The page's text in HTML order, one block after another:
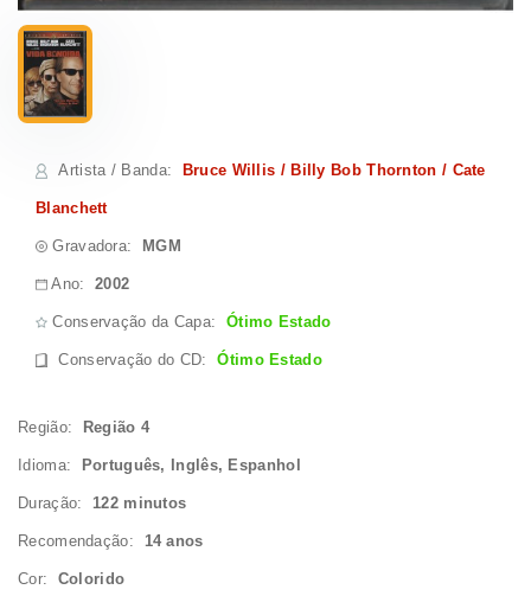
Artista / Banda: Bruce Willis / Billy Bob Thornton / Cate
Blanchett
Gravadora: MGM
Ano:2002
Conservação da Capa: Ótimo Estado
Conservação do CD:Ótimo Estado
Região: Região 4
Idioma: Português, Inglês, Espanhol
Duração: 122 minutos
Recomendação: 14 anos
Cor: Colorido